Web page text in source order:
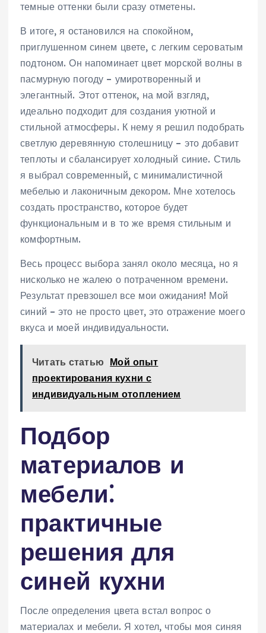
темные оттенки были сразу отметены.
В итоге, я остановился на спокойном,
приглушенном синем цвете, с легким сероватым
подтоном. Он напоминает цвет морской волны в
пасмурную погоду – умиротворенный и
элегантный. Этот оттенок, на мой взгляд,
идеально подходит для создания уютной и
стильной атмосферы. К нему я решил подобрать
светлую деревянную столешницу – это добавит
теплоты и сбалансирует холодный синие. Стиль
я выбрал современный, с минималистичной
мебелью и лаконичным декором. Мне хотелось
создать пространство, которое будет
функциональным и в то же время стильным и
комфортным.
Весь процесс выбора занял около месяца, но я
нисколько не жалею о потраченном времени.
Результат превзошел все мои ожидания! Мой
синий – это не просто цвет, это отражение моего
вкуса и моей индивидуальности.
Читать статью Мой опыт
проектирования кухни с
индивидуальным отоплением
Подбор
материалов и
мебели⁚
практичные
решения для
синей кухни
После определения цвета встал вопрос о
материалах и мебели. Я хотел, чтобы моя синяя